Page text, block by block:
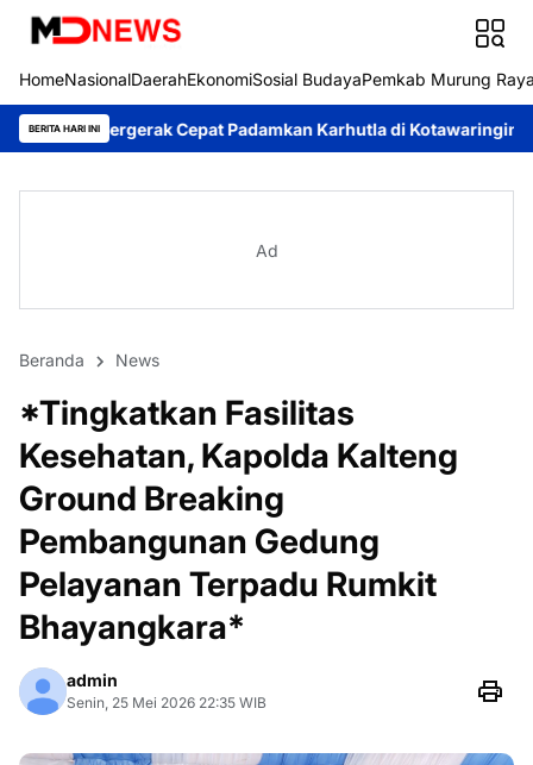
HomeNasionalDaerahEkonomiSosial BudayaPemkab Murung
BERITA HARI INI
Cepat Padamkan Karhutla di Kotawaringin Timur Pemkab
Ad
Beranda News
*Tingkatkan Fasilitas
Kesehatan, Kapolda Kalteng
Ground Breaking
Pembangunan Gedung
Pelayanan Terpadu Rumkit
Bhayangkara*
admin
Senin, 25 Mei 2026 22:35 WIB